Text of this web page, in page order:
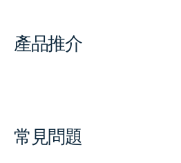
產品推介
常見問題